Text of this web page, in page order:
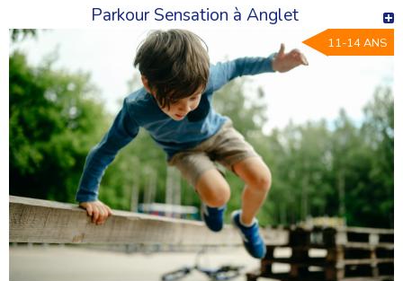
Parkour Sensation à Anglet
11-14 ANS